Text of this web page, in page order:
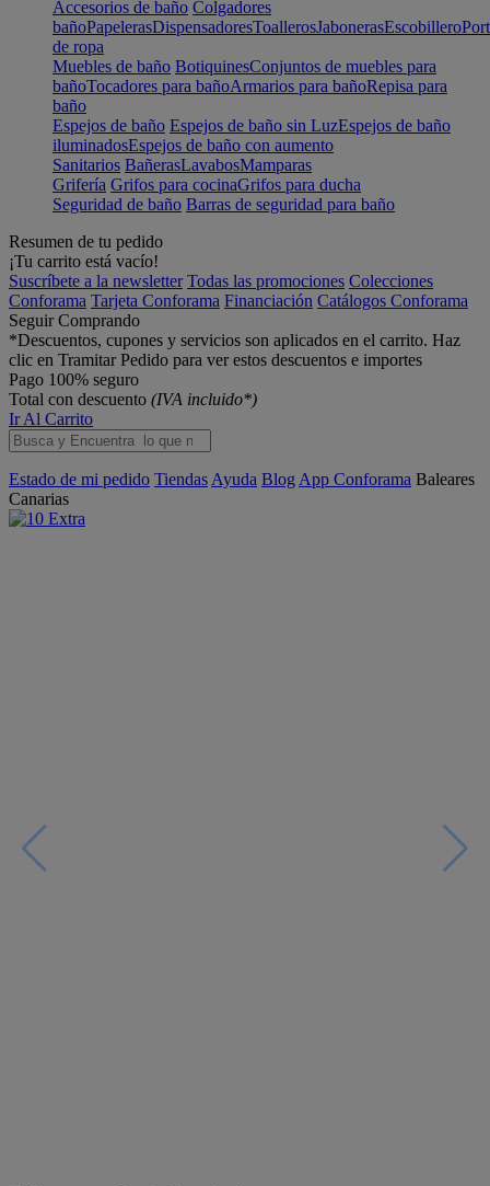
Accesorios de baño Colgadores
bañoPapelerasDispensadoresToallerosJabonerasEscobillero
de ropa
Muebles de baño BotiquinesConjuntos de muebles para
bañoTocadores para bañoArmarios para bañoRepisa para
baño
Espejos de baño Espejos de baño sin LuzEspejos de baño
iluminadosEspejos de baño con aumento
Sanitarios BañerasLavabosMamparas
Grifería Grifos para cocinaGrifos para ducha
Seguridad de baño Barras de seguridad para baño
Resumen de tu pedido
¡Tu carrito está vacío!
Suscríbete a la newsletter Todas las promociones Colecciones
Conforama Tarjeta Conforama Financiación Catálogos Conforama
Seguir Comprando
*Descuentos, cupones y servicios son aplicados en el carrito. Haz
clic en Tramitar Pedido para ver estos descuentos e importes
Pago 100% seguro
Total con descuento (IVA incluido*)
Ir Al Carrito
Estado de mi pedido Tiendas Ayuda Blog App Conforama Baleares
Canarias